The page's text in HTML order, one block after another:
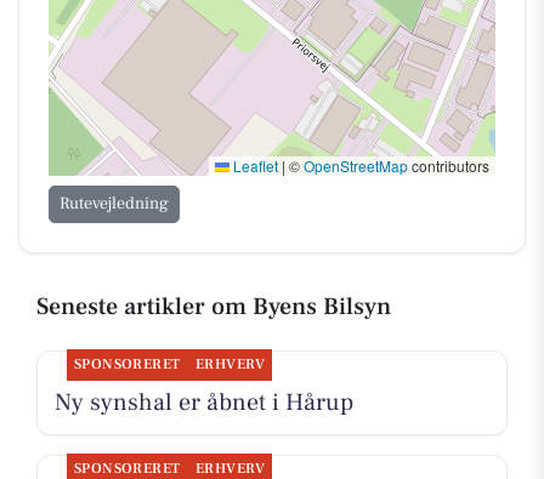
Leaflet | ©OpenStreetMapcontributors
Rutevejledning
Seneste artikler om Byens Bilsyn
SPONSORERET ERHVERV
Ny synshal er åbnet i Hårup
SPONSORERET ERHVERV